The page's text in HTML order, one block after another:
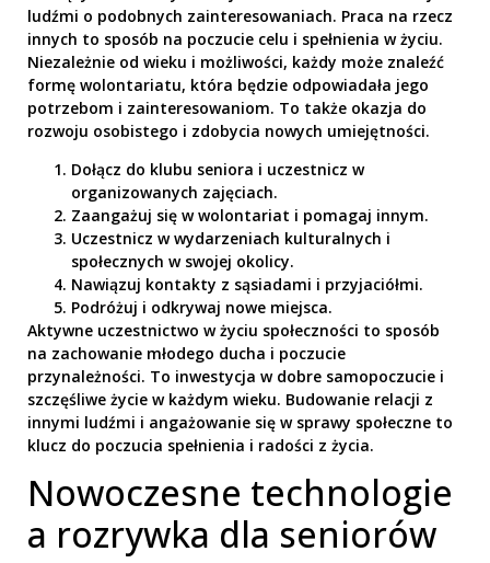
ludźmi o podobnych zainteresowaniach. Praca na rzecz
innych to sposób na poczucie celu i spełnienia w życiu.
Niezależnie od wieku i możliwości, każdy może znaleźć
formę wolontariatu, która będzie odpowiadała jego
potrzebom i zainteresowaniom. To także okazja do
rozwoju osobistego i zdobycia nowych umiejętności.
Dołącz do klubu seniora i uczestnicz w
organizowanych zajęciach.
Zaangażuj się w wolontariat i pomagaj innym.
Uczestnicz w wydarzeniach kulturalnych i
społecznych w swojej okolicy.
Nawiązuj kontakty z sąsiadami i przyjaciółmi.
Podróżuj i odkrywaj nowe miejsca.
Aktywne uczestnictwo w życiu społeczności to sposób
na zachowanie młodego ducha i poczucie
przynależności. To inwestycja w dobre samopoczucie i
szczęśliwe życie w każdym wieku. Budowanie relacji z
innymi ludźmi i angażowanie się w sprawy społeczne to
klucz do poczucia spełnienia i radości z życia.
Nowoczesne technologie
a rozrywka dla seniorów